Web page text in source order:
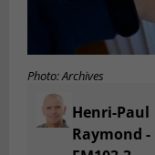
Photo: Archives
Henri-Paul
Raymond -